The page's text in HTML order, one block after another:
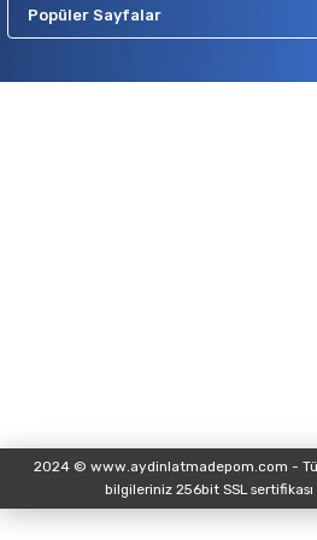
Popüler Sayfalar
2024 © www.aydinlatmadepom.com - Tüm
bilgileriniz 256bit SSL